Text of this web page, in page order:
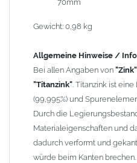
werden.
Zusammenbau vonMetall-
Rohren: Der direkte
Kunststoffrohren ist aufgrund
Wandstärken nur
führen wir einige Adapter in
stehen wir Ihnen gern zur
70mm
Gewicht: 0,98 kg
Allgemeine Hinweise /
Bei allen Angaben von "Zink"
"Titanzink". Titanzink ist
(99,995%) und
Durch die
Materialeigenschaften und
dadurch verformt und
würde beim Kanten brechen.